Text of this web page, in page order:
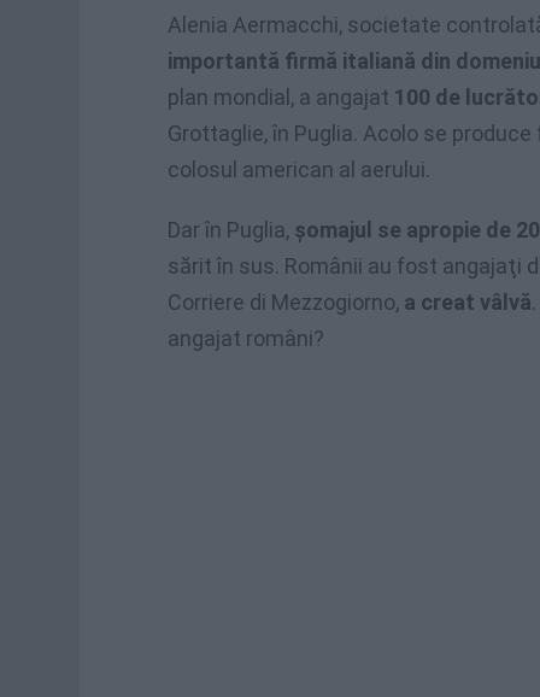
Alenia Aermacchi, societate
importantă firmă italiană din
plan mondial, a angajat 100 de
Grottaglie, în Puglia. Acolo se
colosul american al aerului.
Dar în Puglia, şomajul se apropie de
sărit în sus. Românii au fost angajaţi
Corriere di Mezzogiorno, a creat vâlvă
angajat români?